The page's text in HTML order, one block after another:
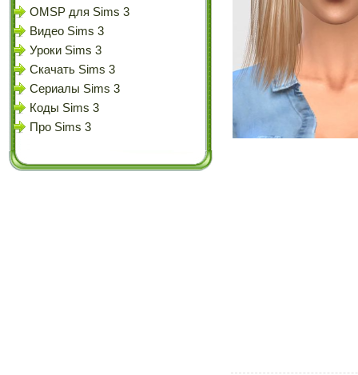
OMSP для Sims 3
Видео Sims 3
Уроки Sims 3
Скачать Sims 3
Сериалы Sims 3
Коды Sims 3
Про Sims 3